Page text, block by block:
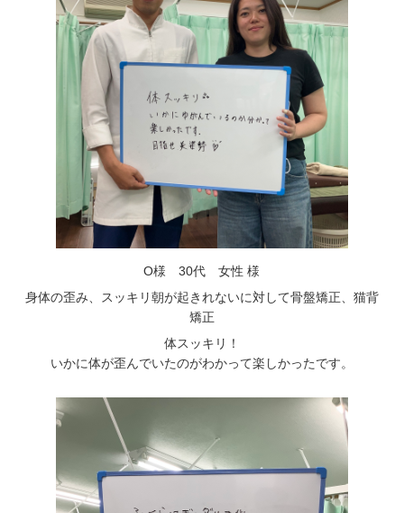
O様 30代 女性 様
身体の歪み、スッキリ朝が起きれないに対して骨盤矯正、猫背
矯正
体スッキリ！
いかに体が歪んでいたのがわかって楽しかったです。